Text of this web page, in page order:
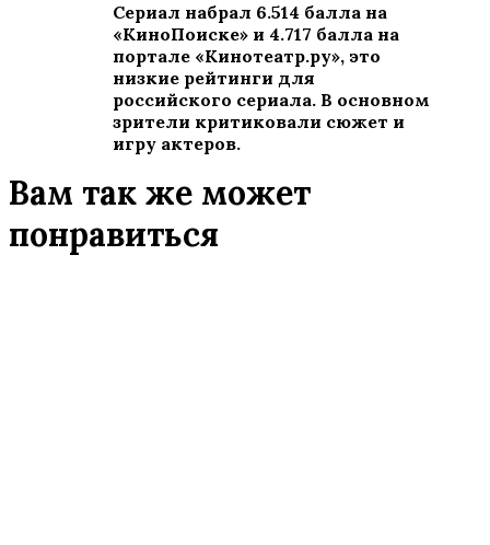
Сериал набрал 6.514 балла на
«КиноПоиске» и 4.717 балла на
портале «Кинотеатр.ру», это
низкие рейтинги для
российского сериала. В основном
зрители критиковали сюжет и
игру актеров.
Вам так же может
понравиться